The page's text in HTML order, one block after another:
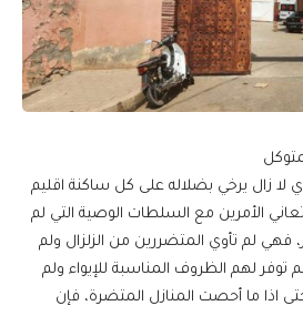
لا زال يرخي بضلاله على كل ساكنة اقليم
الأمرين مع السلطات الوصية التي لم
فهي لم تأوي المتضررين من الزلزال ولم
توفر لهم الظروف المناسبة للإيواء ولم
اذا ما أحصت المنازل المتضرة، فإن